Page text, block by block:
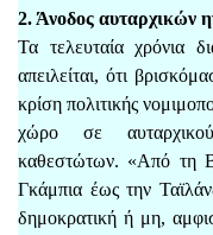
2. Άνοδος αυταρχικών
Τα τελευταία χρόνια
απειλείται, ότι
κρίση πολιτικής
χώρο σε
καθεστώτων. «Από τη
Γκάμπια έως την
δημοκρατική ή μη,